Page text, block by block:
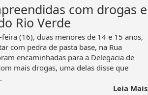
com drogas e
Rio Verde
(16), duas menores de 14 e 15 anos,
com pedra de pasta base, na Rua
encaminhadas para a Delegacia de
mais drogas, uma delas disse que
Leia Mais